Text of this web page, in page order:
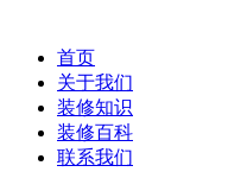
首页
关于我们
装修知识
装修百科
联系我们